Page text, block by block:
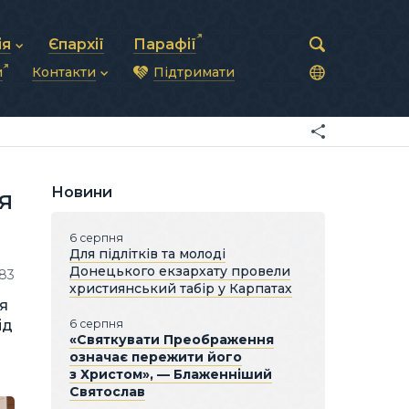
рада
та комунікації
Єпархії Парафії
Контакти
Синоди Єпископів
Патріарша курія
Підтримати
Новини
6 серпня
Для підлітків та молоді
Донецького екзархату провели
християнський табір у Карпатах
6 серпня
«Святкувати Преображення
означає пережити його
з Христом», — Блаженніший
Святослав